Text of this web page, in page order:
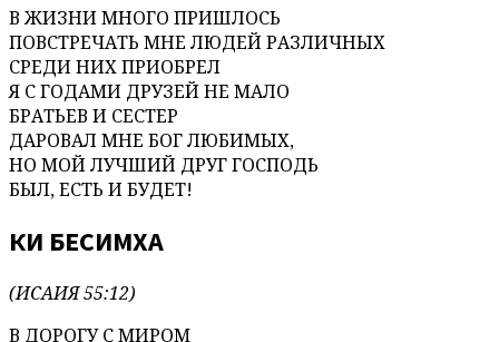
В ЖИЗНИ МНОГО ПРИШЛОСЬ
ПОВСТРЕЧАТЬ МНЕ ЛЮДЕЙ РАЗЛИЧНЫХ
СРЕДИ НИХ ПРИОБРЕЛ
Я С ГОДАМИ ДРУЗЕЙ НЕ МАЛО
БРАТЬЕВ И СЕСТЕР
ДАРОВАЛ МНЕ БОГ ЛЮБИМЫХ,
НО МОЙ ЛУЧШИЙ ДРУГ ГОСПОДЬ
БЫЛ, ЕСТЬ И БУДЕТ!
КИ БЕСИМХА
(ИСАИЯ 55:12)
В ДОРОГУ С МИРОМ